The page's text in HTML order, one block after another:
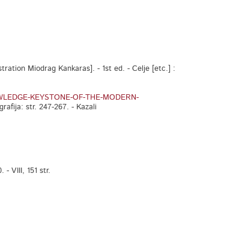
Miodrag Kankaras]. - 1st ed. - Celje [etc.] :
KEYSTONE-OF-THE-MODERN-
str. 247-267. - Kazali
VIII, 151 str.